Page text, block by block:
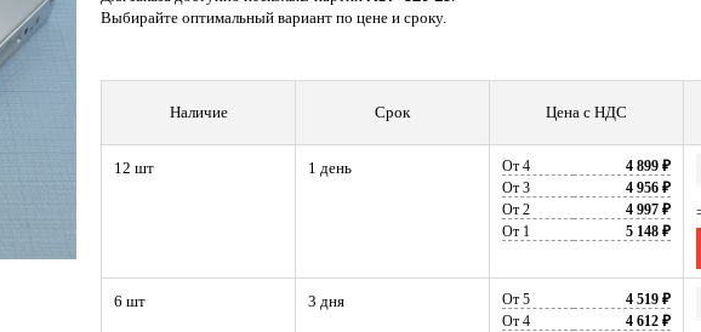
Выбирайте оптимальный вариант по цене и сроку.
Наличие Срок Цена с НДС
12 шт 1 день От 4
4 899 ₽
От 3
4 956 ₽
От 2
4 997 ₽
От 1
5 148 ₽
6 шт 3 дня От 5
4 519 ₽
От 4
4 612 ₽